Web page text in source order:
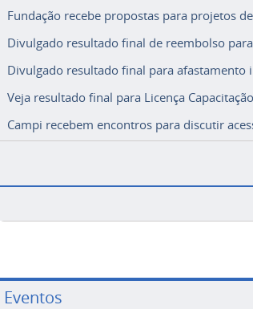
Fundação recebe propostas para projetos
Divulgado resultado final de reembolso
Divulgado resultado final para afastamento
Veja resultado final para Licença Capacitação
Campi recebem encontros para discutir
Eventos